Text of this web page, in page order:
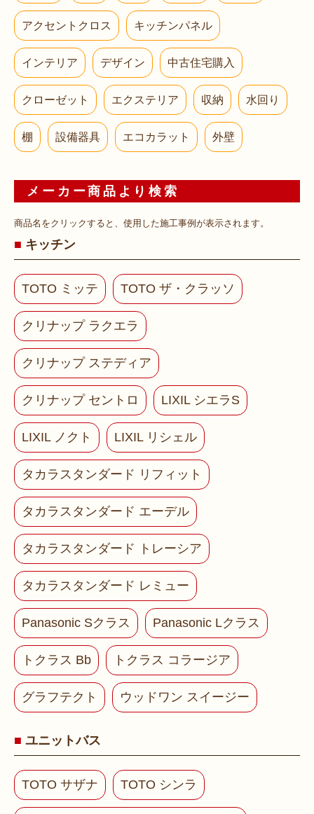
アクセントクロス キッチンパネル
インテリア デザイン 中古住宅購入
クローゼット エクステリア 収納 水回り
棚 設備器具 エコカラット 外壁
メーカー商品より検索
商品名をクリックすると、使用した施工事例が表示されます。
キッチン
TOTO ミッテ TOTO ザ・クラッソ
クリナップ ラクエラ
クリナップ ステディア
クリナップ セントロ LIXIL シエラS
LIXIL ノクト LIXIL リシェル
タカラスタンダード リフィット
タカラスタンダード エーデル
タカラスタンダード トレーシア
タカラスタンダード レミュー
Panasonic Sクラス Panasonic Lクラス
トクラス Bb トクラス コラージア
グラフテクト ウッドワン スイージー
ユニットバス
TOTO サザナ TOTO シンラ